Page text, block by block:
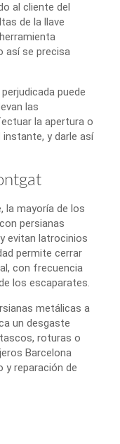
al cliente del
de la llave
así se precisa
puede
las
la apertura o
y darle así
la mayoría de los
persianas
evitan latrocinios
permite cerrar
con frecuencia
los escaparates.
metálicas a
un desgaste
roturas o
Barcelona
y reparación de